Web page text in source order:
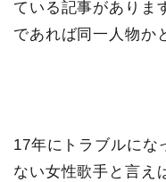
ている記事がありま
であれば同一人物か
17年にトラブルにな
ない女性歌手と言え